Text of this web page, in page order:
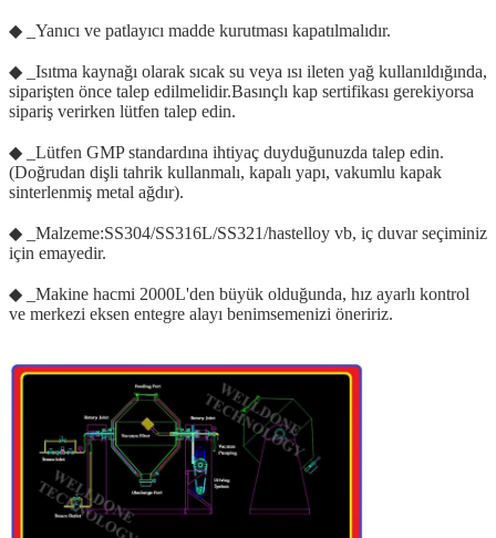
◆ _Yanıcı ve patlayıcı madde kurutması kapatılmalıdır.
◆ _Isıtma kaynağı olarak sıcak su veya ısı ileten yağ kullanıldığında,
siparişten önce talep edilmelidir.Basınçlı kap sertifikası gerekiyorsa
sipariş verirken lütfen talep edin.
◆ _Lütfen GMP standardına ihtiyaç duyduğunuzda talep edin.
(Doğrudan dişli tahrik kullanmalı, kapalı yapı, vakumlu kapak
sinterlenmiş metal ağdır).
◆ _Malzeme:SS304/SS316L/SS321/hastelloy vb, iç duvar seçiminiz
için emayedir.
◆ _Makine hacmi 2000L'den büyük olduğunda, hız ayarlı kontrol
ve merkezi eksen entegre alayı benimsemenizi öneririz.